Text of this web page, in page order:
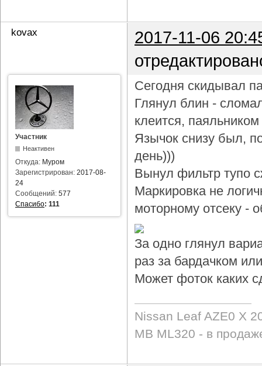
kovax
2017-11-06
Участник
Неактивен
Откуда: Муром
Зарегистрирован: 2017-08-
24
Сообщений: 577
Спасибо: 111
Сегодня скидывал
Глянул блин -
клеится,
Язычок снизу был,
день)))
Вынул фильтр тупо
Маркировка не
моторному отсеку -
За одно глянул
раз за бардачком
Может фоток каких
Nissan Leaf AZE0 X
MB ML320 - в